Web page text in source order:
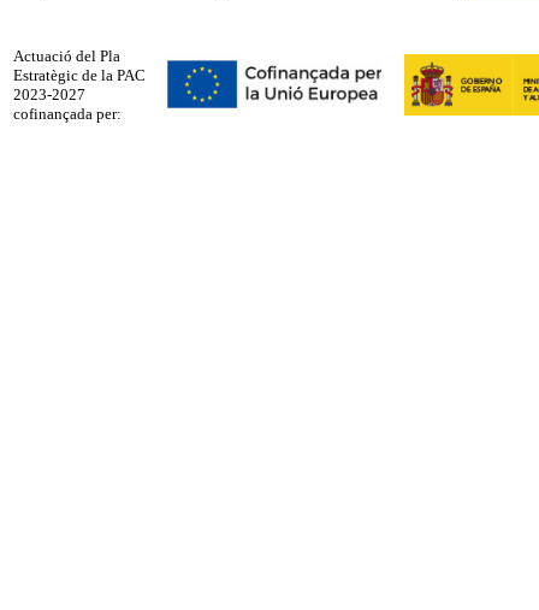
Actuació del Pla
Estratègic de la PAC
2023-2027
cofinançada per: